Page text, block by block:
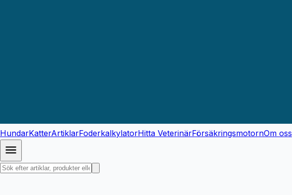
HundarKatterArtiklarFoderkalkylatorHitta VeterinärFörsäkringsmotornOm oss